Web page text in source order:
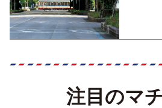
注目のマ